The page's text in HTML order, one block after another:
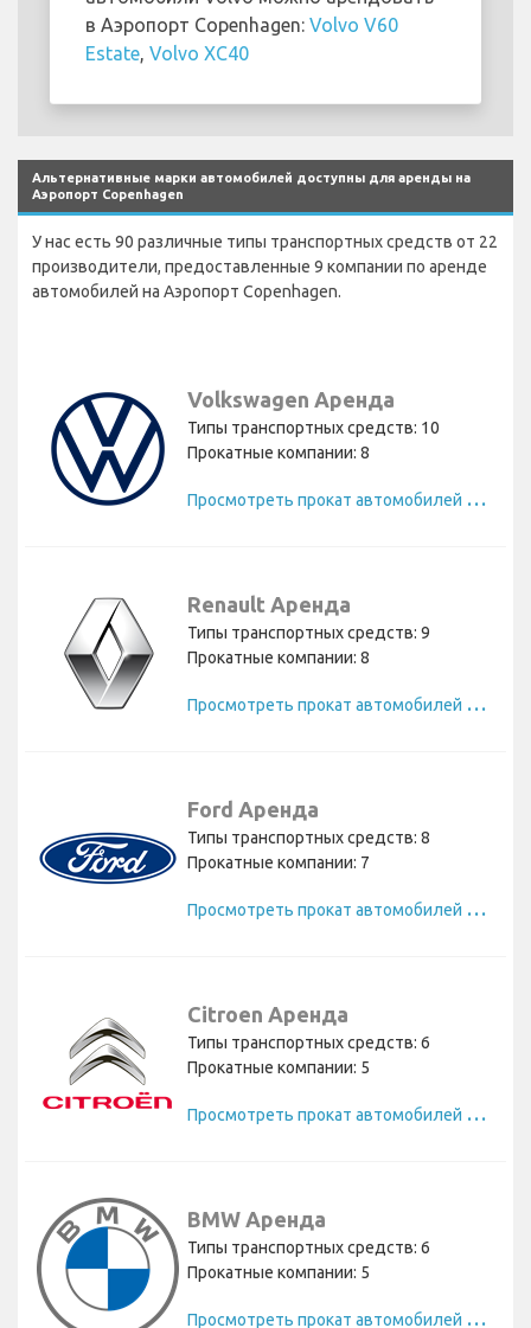
в Аэропорт Copenhagen: Volvo V60
Estate Volvo XC40
Альтернативные марки автомобилей доступны для аренды на
Аэропорт Copenhagen
У нас есть 90 различные типы транспортных средств от 22
производители, предоставленные 9 компании по аренде
автомобилей на Аэропорт Copenhagen.
Volkswagen Аренда
Типы транспортных средств: 10
Прокатные компании: 8
П
росмотреть прокат автомобилей Volkswagen
Renault Аренда
Типы транспортных средств: 9
Прокатные компании: 8
П
росмотреть прокат автомобилей Renault
Ford Аренда
Типы транспортных средств: 8
Прокатные компании: 7
П
росмотреть прокат автомобилей Ford
Citroen Аренда
Типы транспортных средств: 6
Прокатные компании: 5
П
росмотреть прокат автомобилей Citroen
BMW Аренда
Типы транспортных средств: 6
Прокатные компании: 5
П
росмотреть прокат автомобилей BMW